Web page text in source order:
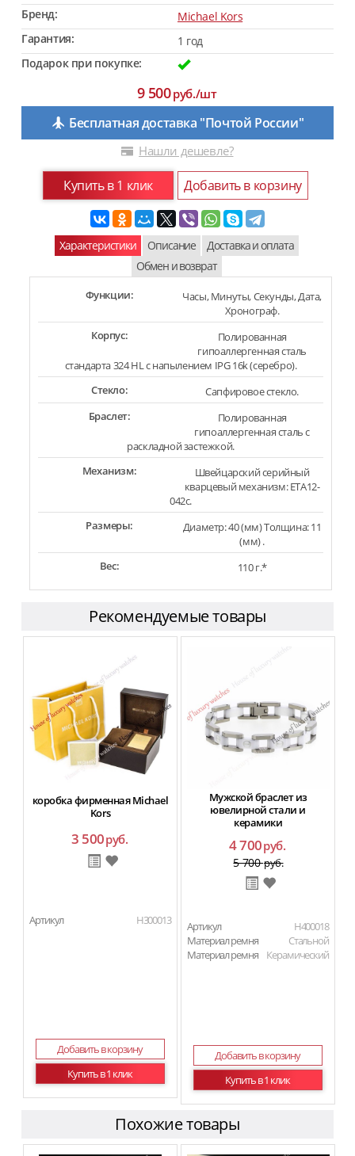
Бренд:
Michael Kors
Гарантия:
1 год
Подарок при покупке:
9 500руб./шт
Бесплатная доставка "Почтой России"
Нашли дешевле?
Купить в 1 клик Добавить в корзину
Характеристики Описание
Доставка и оплата
Обмен и возврат
Функции:
Часы, Минуты, Секунды, Дата,
Хронограф.
Корпус:
Полированная
гипоаллергенная сталь
стандарта 324 HL с напылением IPG 16k (серебро).
Стекло:
Сапфировое стекло.
Браслет:
Полированная
гипоаллергенная сталь с
раскладной застежкой.
Механизм:
Швейцарский серийный
кварцевый механизм: ETA12-
042c.
Размеры:
Диаметр: 40 (мм) Толщина: 11
(мм) .
Вес:
110 г.*
Рекомендуемые товары
коробка фирменная Michael
Kors
3 500руб.
Артикул H300013
Добавить в корзину
Купить в 1 клик
Мужской браслет из
ювелирной стали и
керамики
4 700руб.
5 700руб.
Артикул
H400018
Материал ремня
Стальной
Материал ремня
Керамический
Добавить в корзину
Купить в 1 клик
Похожие товары